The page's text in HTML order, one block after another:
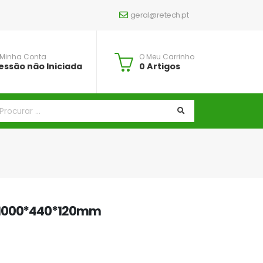
geral@retech.pt
Conta
não Iniciada
O Meu Carrinho
0 Artigos